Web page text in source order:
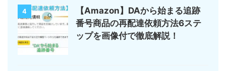
4
【Amazon】DAから始まる追跡
番号商品の再配達依頼方法6ステ
ップを画像付で徹底解説！